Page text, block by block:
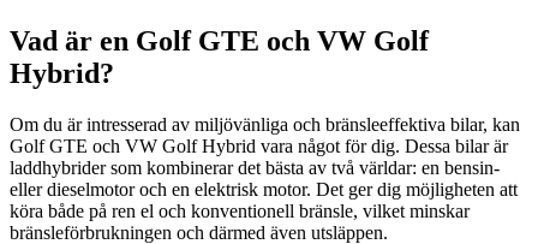
Vad är en Golf GTE och VW Golf
Hybrid?
Om du är intresserad av miljövänliga och bränsleeffektiva bilar, kan
Golf GTE och VW Golf Hybrid vara något för dig. Dessa bilar är
laddhybrider som kombinerar det bästa av två världar: en bensin-
eller dieselmotor och en elektrisk motor. Det ger dig möjligheten att
köra både på ren el och konventionell bränsle, vilket minskar
bränsleförbrukningen och därmed även utsläppen.